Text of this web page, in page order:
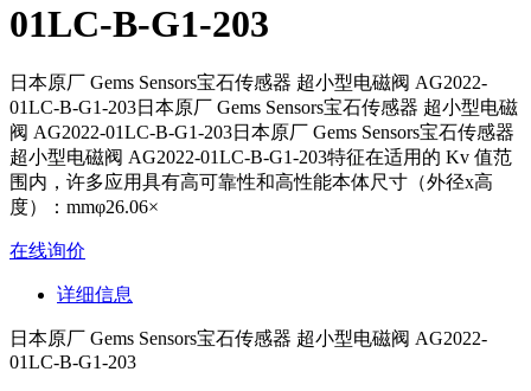
01LC-B-G1-203
日本原厂 Gems Sensors宝石传感器 超小型电磁阀 AG2022-
01LC-B-G1-203日本原厂 Gems Sensors宝石传感器 超小型电磁
阀 AG2022-01LC-B-G1-203日本原厂 Gems Sensors宝石传感器
超小型电磁阀 AG2022-01LC-B-G1-203特征在适用的 Kv 值范
围内，许多应用具有高可靠性和高性能本体尺寸（外径x高
度）：mmφ26.06×
在线询价
详细信息
日本原厂 Gems Sensors宝石传感器 超小型电磁阀 AG2022-
01LC-B-G1-203